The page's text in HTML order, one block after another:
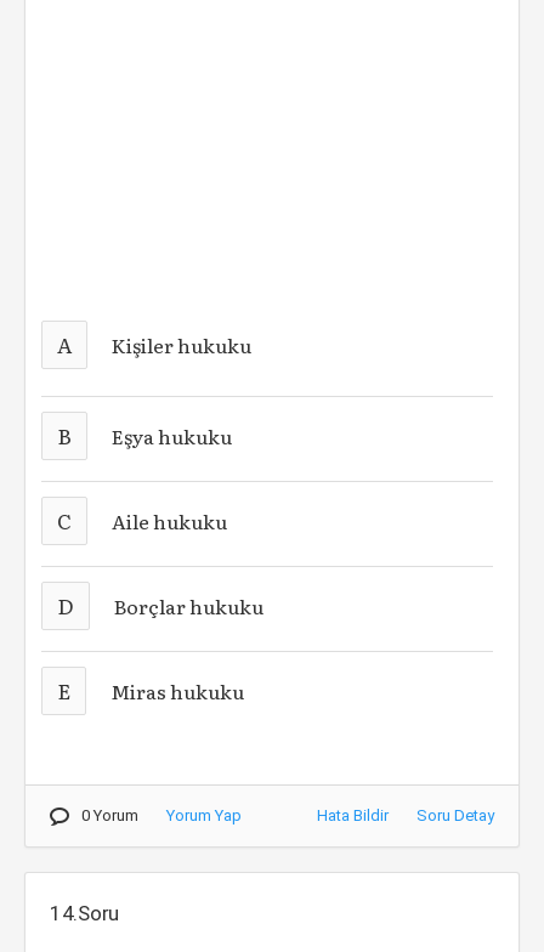
A Kişiler hukuku
B Eşya hukuku
C Aile hukuku
D Borçlar hukuku
E Miras hukuku
0 Yorum Yorum Yap Hata Bildir Soru Detay
14.Soru